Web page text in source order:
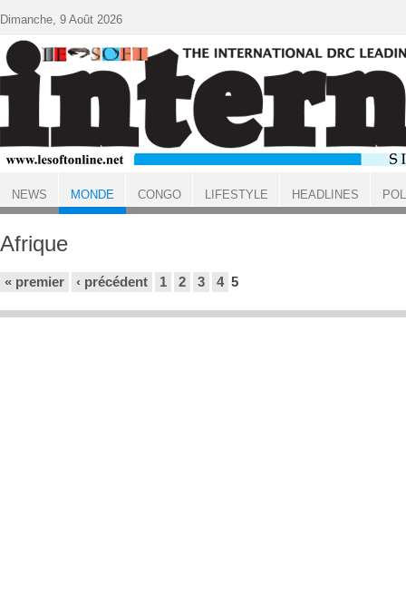
ACCUEIL MONDE
Afrique
« premier ‹ précédent 1 2 3 4 5
Dimanche, 9 Août 2026
NEWS MONDE CONGO LIFESTYLE HEADLINES